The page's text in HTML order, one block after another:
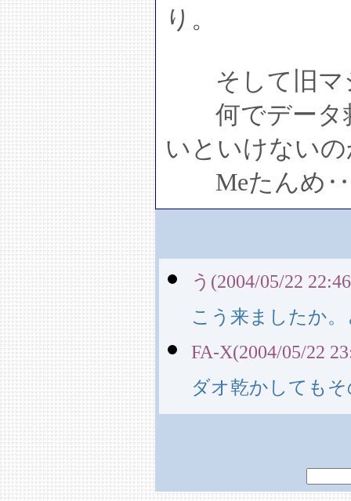
り。
そして旧マ
何でデータ
いといけない
Meたんめ
う(2004/05/22
こう来ましたか
FA-X(2004/05/22
ダオ乾かしても